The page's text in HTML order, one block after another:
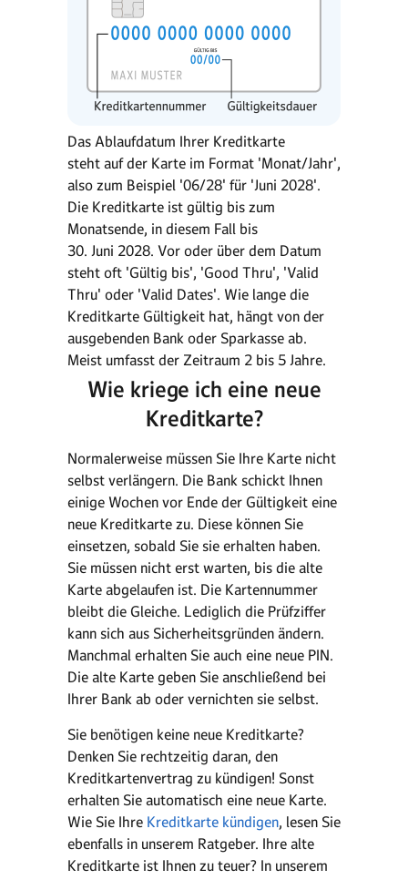
Das Ablaufdatum Ihrer Kreditkarte
steht auf der Karte im Format 'Monat/Jahr',
also zum Beispiel '06/28' für 'Juni 2028'.
Die Kreditkarte ist gültig bis zum
Monatsende, in diesem Fall bis
30. Juni 2028. Vor oder über dem Datum
steht oft 'Gültig bis', 'Good Thru', 'Valid
Thru' oder 'Valid Dates'. Wie lange die
Kreditkarte Gültigkeit hat, hängt von der
ausgebenden Bank oder Sparkasse ab.
Meist umfasst der Zeitraum 2 bis 5 Jahre.
Wie kriege ich eine neue
Kreditkarte?
Normalerweise müssen Sie Ihre Karte nicht
selbst verlängern. Die Bank schickt Ihnen
einige Wochen vor Ende der Gültigkeit eine
neue Kreditkarte zu. Diese können Sie
einsetzen, sobald Sie sie erhalten haben.
Sie müssen nicht erst warten, bis die alte
Karte abgelaufen ist. Die Kartennummer
bleibt die Gleiche. Lediglich die Prüfziffer
kann sich aus Sicherheitsgründen ändern.
Manchmal erhalten Sie auch eine neue PIN.
Die alte Karte geben Sie anschließend bei
Ihrer Bank ab oder vernichten sie selbst.
Sie benötigen keine neue Kreditkarte?
Denken Sie rechtzeitig daran, den
Kreditkartenvertrag zu kündigen! Sonst
erhalten Sie automatisch eine neue Karte.
Wie Sie Ihre Kreditkarte kündigen, lesen Sie
ebenfalls in unserem Ratgeber. Ihre alte
Kreditkarte ist Ihnen zu teuer? In unserem